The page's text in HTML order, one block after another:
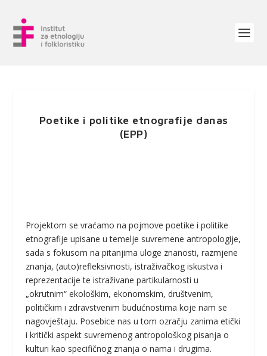
Poetike i politike etnografije danas
(EPP)
Projektom se vraćamo na pojmove poetike i politike
etnografije upisane u temelje suvremene antropologije,
sada s fokusom na pitanjima uloge znanosti, razmjene
znanja, (auto)refleksivnosti, istraživačkog iskustva i
reprezentacije te istraživane partikularnosti u
„okrutnim“ ekološkim, ekonomskim, društvenim,
političkim i zdravstvenim budućnostima koje nam se
nagovještaju. Posebice nas u tom ozračju zanima etički
i kritički aspekt suvremenog antropološkog pisanja o
kulturi kao specifičnog znanja o nama i drugima.